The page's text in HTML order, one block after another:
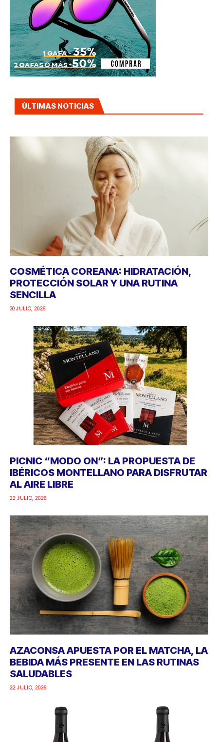
ÚLTIMAS NOTICIAS
COSMÉTICA COREANA: HIDRATACIÓN,
PROTECCIÓN SOLAR Y UNA RUTINA
SENCILLA
30 JULIO, 2026
PICNIC “MODO ON”: LA PROPUESTA DE
IBÉRICOS MONTELLANO PARA DISFRUTAR
AL AIRE LIBRE
22 JULIO, 2026
AZACONSA APUESTA POR EL MATCHA, LA
BEBIDA MÁS PRESENTE EN LAS RUTINAS
SALUDABLES
22 JULIO, 2026